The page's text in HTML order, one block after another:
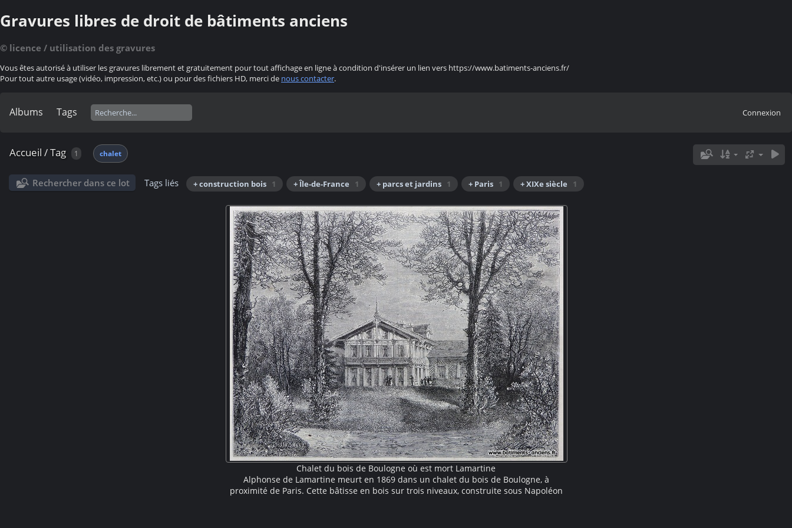
Gravures libres de droit de bâtiments anciens
© licence / utilisation des gravures
Vous êtes autorisé à utiliser les gravures librement et gratuitement pour tout affichage en ligne à condition d'insérer un lien vers https://www.batiments-anciens.fr/
Pour tout autre usage (vidéo, impression, etc.) ou pour des fichiers HD, merci de nous contacter.
Albums Tags Connexion
Accueil /Tag 1 chalet
Rechercher dans ce lot Tags liés + construction bois 1 + Île-de-France 1 + parcs et jardins 1 + Paris 1 + XIXe siècle 1
Chalet du bois de Boulogne où est mort Lamartine
Alphonse de Lamartine meurt en 1869 dans un chalet du bois de Boulogne, à
proximité de Paris. Cette bâtisse en bois sur trois niveaux, construite sous Napoléon